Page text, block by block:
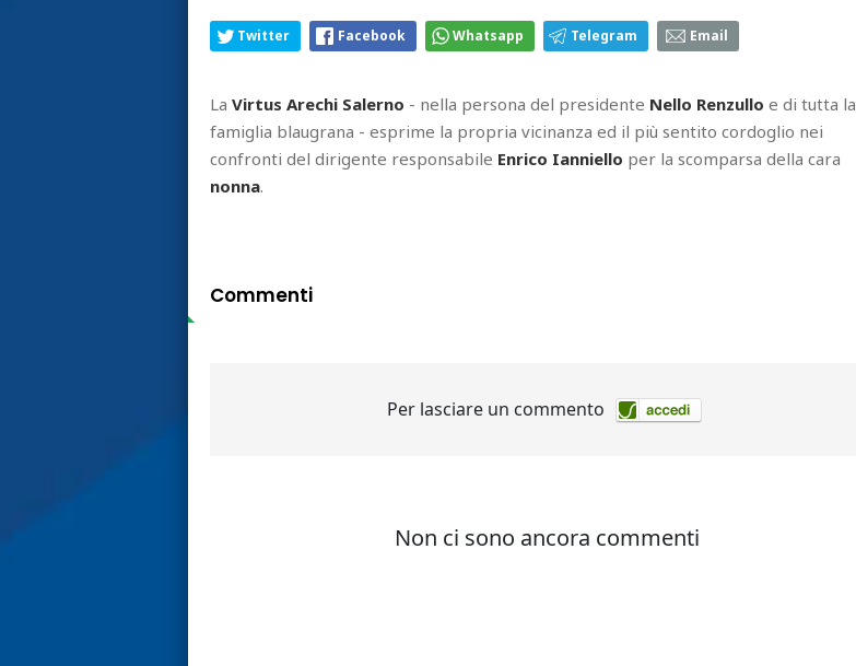
Twitter Facebook Whatsapp Telegram Email
La Virtus Arechi Salerno - nella persona del presidente Nello Renzullo e di tutta la
famiglia blaugrana - esprime la propria vicinanza ed il più sentito cordoglio nei
confronti del dirigente responsabile Enrico Ianniello per la scomparsa della cara
nonna.
Commenti